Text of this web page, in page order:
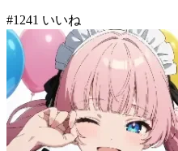
#1241 いいね